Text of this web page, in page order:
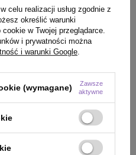
celu realizacji usług zgodnie z
określić warunki
w Twojej przeglądarce.
i prywatności można
i warunki Google
(wymagane)
Zawsze
aktywne